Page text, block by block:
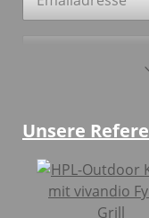
Unsere